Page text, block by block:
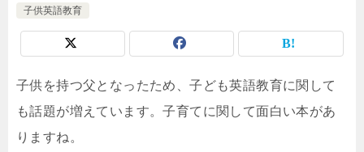
子供英語教育
子供を持つ父となったため、子ども英語教育に関して
も話題が増えています。子育てに関して面白い本があ
りますね。